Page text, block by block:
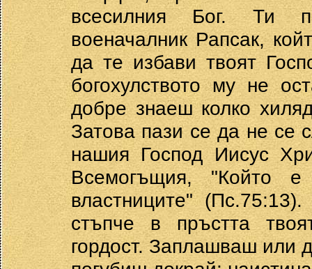
всесилния Бог. Ти
военачалник Рапсак,
да те избави твоят
богохулството му не
добре знаеш колко
Затова пази се да не се
нашия Господ Иисус
Всемогъщия, "Който
властниците"
стъпче в пръстта
гордост. Заплашваш или